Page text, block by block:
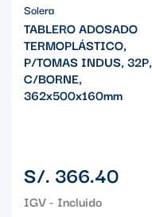
Solera
TABLERO ADOSADO
TERMOPLÁSTICO,
P/TOMAS INDUS, 32P,
C/BORNE,
362x500x160mm
Precio
regular
S/. 366.40